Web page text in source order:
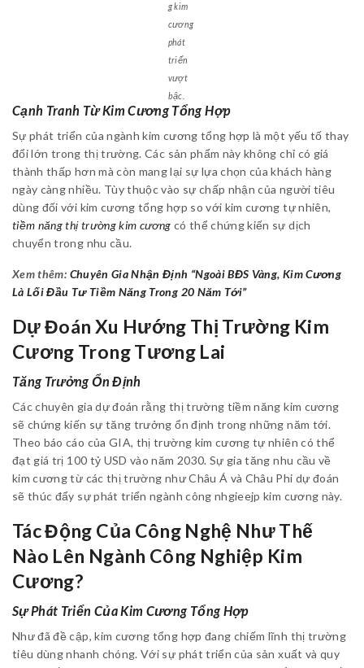
g kim
cương
phát
triển
vượt
bậc.
Cạnh Tranh Từ Kim Cương Tổng Hợp
Sự phát triển của ngành kim cương tổng hợp là một yếu tố thay
đổi lớn trong thị trường. Các sản phẩm này không chỉ có giá
thành thấp hơn mà còn mang lại sự lựa chọn của khách hàng
ngày càng nhiều. Tùy thuộc vào sự chấp nhận của người tiêu
dùng đối với kim cương tổng hợp so với kim cương tự nhiên,
tiềm năng thị trường kim cương có thể chứng kiến sự dịch
chuyển trong nhu cầu.
Xem thêm: Chuyên Gia Nhận Định “Ngoài BĐS Vàng, Kim Cương
Là Lối Đầu Tư Tiềm Năng Trong 20 Năm Tới”
Dự Đoán Xu Hướng Thị Trường Kim
Cương Trong Tương Lai
Tăng Trưởng Ổn Định
Các chuyên gia dự đoán rằng thị trường tiềm năng kim cương
sẽ chứng kiến sự tăng trưởng ổn định trong những năm tới.
Theo báo cáo của GIA, thị trường kim cương tự nhiên có thể
đạt giá trị 100 tỷ USD vào năm 2030. Sự gia tăng nhu cầu về
kim cương từ các thị trường như Châu Á và Châu Phi dự đoán
sẽ thúc đẩy sự phát triển ngành công nhgieejp kim cương này.
Tác Động Của Công Nghệ Như Thế
Nào Lên Ngành Công Nghiệp Kim
Cương?
Sự Phát Triển Của Kim Cương Tổng Hợp
Như đã đề cập, kim cương tổng hợp đang chiếm lĩnh thị trường
tiêu dùng nhanh chóng. Với sự phát triển của sản xuất và quy